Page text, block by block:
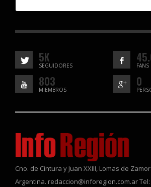
5K
SEGUIDORES FANS
803
MIEMBROS
0
Cno. de Cintura y Juan XXIII, Lomas de
Argentina. redaccion@inforegion.com.ar Tel: